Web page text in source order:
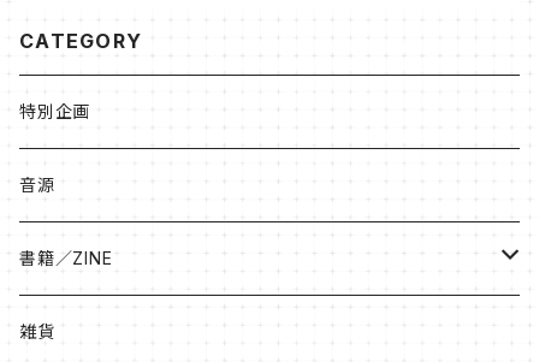
CATEGORY
特別企画
音源
書籍／ZINE
絵本
雑貨